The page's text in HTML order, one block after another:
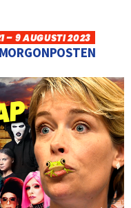
– 9 AUGUSTI 2023